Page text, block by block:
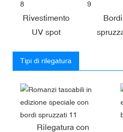
Rivestimento
UV spot
Bordi
Tipi di rilegatura
Rilegatura con